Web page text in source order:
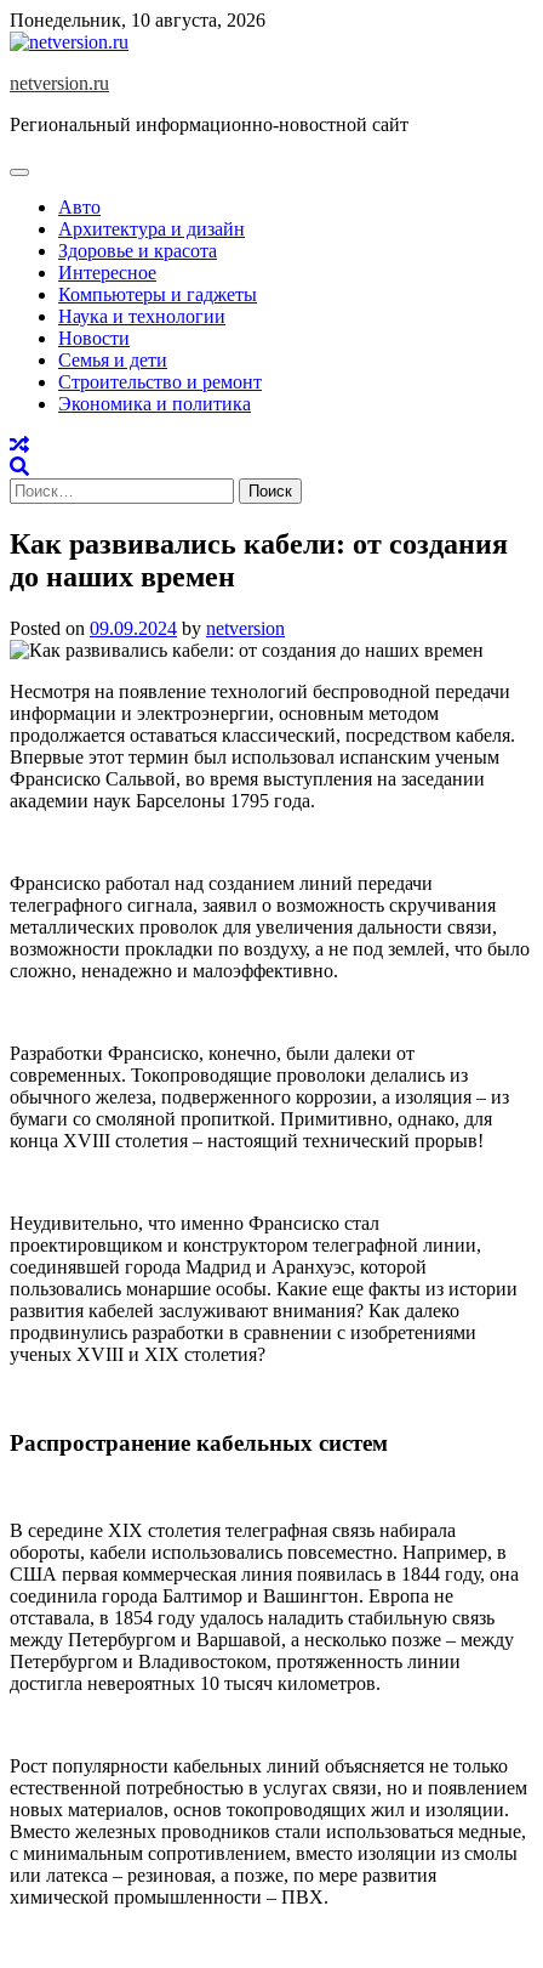
Skip
to
Понедельник, 10 августа, 2026
netversion.ru
Региональный информационно-новостной сайт
Авто
Архитектура и дизайн
Здоровье и красота
Интересное
Компьютеры и гаджеты
Наука и технологии
Новости
Семья и дети
Строительство и ремонт
Экономика и политика
Найти:
Как развивались кабели: от создания
до наших времен
Posted on 09.09.2024 by netversion
Несмотря на появление технологий беспроводной передачи
информации и электроэнергии, основным методом
продолжается оставаться классический, посредством кабеля.
Впервые этот термин был использовал испанским ученым
Франсиско Сальвой, во время выступления на заседании
академии наук Барселоны 1795 года.
Франсиско работал над созданием линий передачи
телеграфного сигнала, заявил о возможность скручивания
металлических проволок для увеличения дальности связи,
возможности прокладки по воздуху, а не под землей, что было
сложно, ненадежно и малоэффективно.
Разработки Франсиско, конечно, были далеки от
современных. Токопроводящие проволоки делались из
обычного железа, подверженного коррозии, а изоляция – из
бумаги со смоляной пропиткой. Примитивно, однако, для
конца XVIII столетия – настоящий технический прорыв!
Неудивительно, что именно Франсиско стал
проектировщиком и конструктором телеграфной линии,
соединявшей города Мадрид и Аранхуэс, которой
пользовались монаршие особы. Какие еще факты из истории
развития кабелей заслуживают внимания? Как далеко
продвинулись разработки в сравнении с изобретениями
ученых XVIII и XIX столетия?
Распространение кабельных систем
В середине XIX столетия телеграфная связь набирала
обороты, кабели использовались повсеместно. Например, в
США первая коммерческая линия появилась в 1844 году, она
соединила города Балтимор и Вашингтон. Европа не
отставала, в 1854 году удалось наладить стабильную связь
между Петербургом и Варшавой, а несколько позже – между
Петербургом и Владивостоком, протяженность линии
достигла невероятных 10 тысяч километров.
Рост популярности кабельных линий объясняется не только
естественной потребностью в услугах связи, но и появлением
новых материалов, основ токопроводящих жил и изоляции.
Вместо железных проводников стали использоваться медные,
с минимальным сопротивлением, вместо изоляции из смолы
или латекса – резиновая, а позже, по мере развития
химической промышленности – ПВХ.